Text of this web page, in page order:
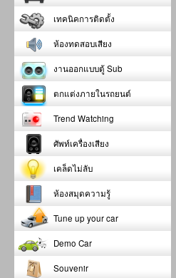
เทคนิคการติดตั้ง
ห้องทดสอบเสียง
งานออกแบบตู้ Sub
ตกแต่งภายในรถยนต์
Trend Watching
ศัพท์เครื่องเสียง
เคล็ดไม่ลับ
ห้องสมุดความรู้
Tune up your car
Demo Car
Souvenir